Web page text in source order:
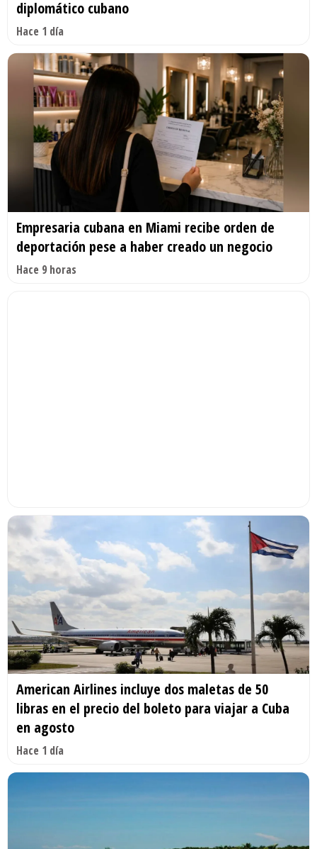
diplomático cubano
Hace 1 día
Empresaria cubana en Miami recibe orden de
deportación pese a haber creado un negocio
Hace 9 horas
American Airlines incluye dos maletas de 50
libras en el precio del boleto para viajar a Cuba
en agosto
Hace 1 día